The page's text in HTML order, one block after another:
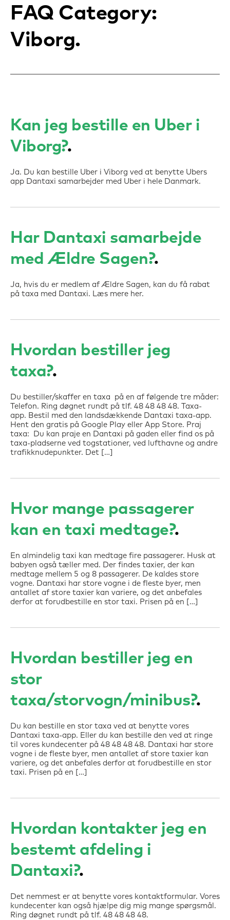
FAQ Category:
Viborg
Kan jeg bestille en Uber i
Viborg?
Ja. Du kan bestille Uber i Viborg ved at benytte Ubers
app Dantaxi samarbejder med Uber i hele Danmark.
Har Dantaxi samarbejde
med Ældre Sagen?
Ja, hvis du er medlem af Ældre Sagen, kan du få rabat
på taxa med Dantaxi. Læs mere her.
Hvordan bestiller jeg
taxa?
Du bestiller/skaffer en taxa på en af følgende tre måder:
Telefon. Ring døgnet rundt på tlf. 48 48 48 48. Taxa-
app. Bestil med den landsdækkende Dantaxi taxa-app.
Hent den gratis på Google Play eller App Store. Praj
taxa: Du kan praje en Dantaxi på gaden eller find os på
taxa-pladserne ved togstationer, ved lufthavne og andre
trafikknudepunkter. Det […]
Hvor mange passagerer
kan en taxi medtage?
En almindelig taxi kan medtage fire passagerer. Husk at
babyen også tæller med. Der findes taxier, der kan
medtage mellem 5 og 8 passagerer. De kaldes store
vogne. Dantaxi har store vogne i de fleste byer, men
antallet af store taxier kan variere, og det anbefales
derfor at forudbestille en stor taxi. Prisen på en […]
Hvordan bestiller jeg en
stor
taxa/storvogn/minibus?
Du kan bestille en stor taxa ved at benytte vores
Dantaxi taxa-app. Eller du kan bestille den ved at ringe
til vores kundecenter på 48 48 48 48. Dantaxi har store
vogne i de fleste byer, men antallet af store taxier kan
variere, og det anbefales derfor at forudbestille en stor
taxi. Prisen på en […]
Hvordan kontakter jeg en
bestemt afdeling i
Dantaxi?
Det nemmest er at benytte vores kontaktformular. Vores
kundecenter kan også hjælpe dig mig mange spørgsmål.
Ring døgnet rundt på tlf. 48 48 48 48.